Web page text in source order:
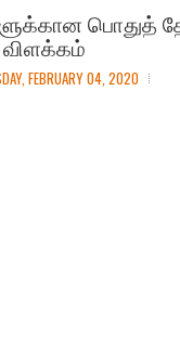
பொதுத்
FEBRUARY 04, 2020